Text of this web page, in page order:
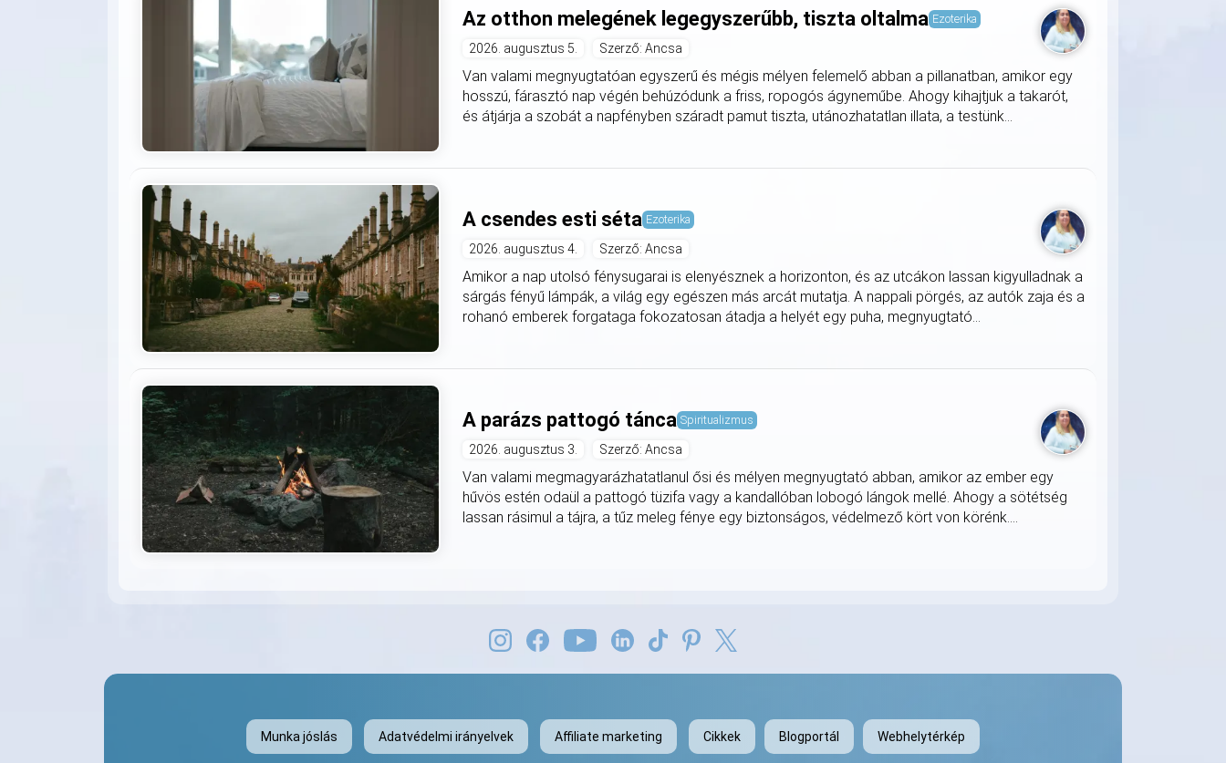
Az otthon melegének legegyszerűbb, tiszta oltalma Ezoterika
2026. augusztus 5. Szerző: Ancsa
Van valami megnyugtatóan egyszerű és mégis mélyen felemelő abban a pillanatban, amikor egy
hosszú, fárasztó nap végén behúzódunk a friss, ropogós ágyneműbe. Ahogy kihajtjuk a takarót,
és átjárja a szobát a napfényben száradt pamut tiszta, utánozhatatlan illata, a testünk...
A csendes esti séta Ezoterika
2026. augusztus 4. Szerző: Ancsa
Amikor a nap utolsó fénysugarai is elenyésznek a horizonton, és az utcákon lassan kigyulladnak a
sárgás fényű lámpák, a világ egy egészen más arcát mutatja. A nappali pörgés, az autók zaja és a
rohanó emberek forgataga fokozatosan átadja a helyét egy puha, megnyugtató...
A parázs pattogó tánca Spiritualizmus
2026. augusztus 3. Szerző: Ancsa
Van valami megmagyarázhatatlanul ősi és mélyen megnyugtató abban, amikor az ember egy
hűvös estén odaül a pattogó tüzifa vagy a kandallóban lobogó lángok mellé. Ahogy a sötétség
lassan rásimul a tájra, a tűz meleg fénye egy biztonságos, védelmező kört von körénk....
Munka jóslás Adatvédelmi irányelvek Affiliate marketing Cikkek Blogportál Webhelytérkép